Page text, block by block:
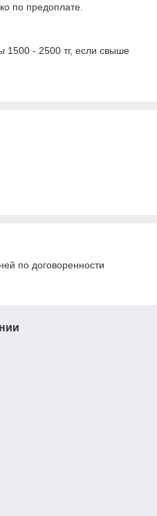
по предоплате.
1500 - 2500 тг, если свыше
по договоренности